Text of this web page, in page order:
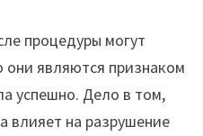
процедуры могут
они являются признаком
успешно. Дело в том,
влияет на разрушение